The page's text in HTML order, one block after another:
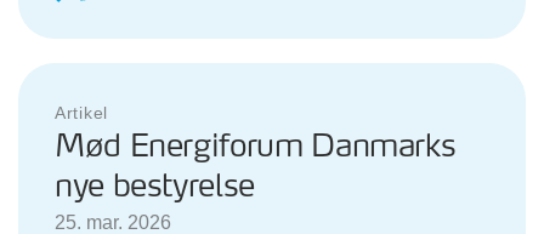
Artikel
Mød Energiforum Danmarks
nye bestyrelse
25. mar. 2026